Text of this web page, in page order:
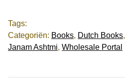
Tags:
Categoriën: Books, Dutch Books,
Janam Ashtmi, Wholesale Portal